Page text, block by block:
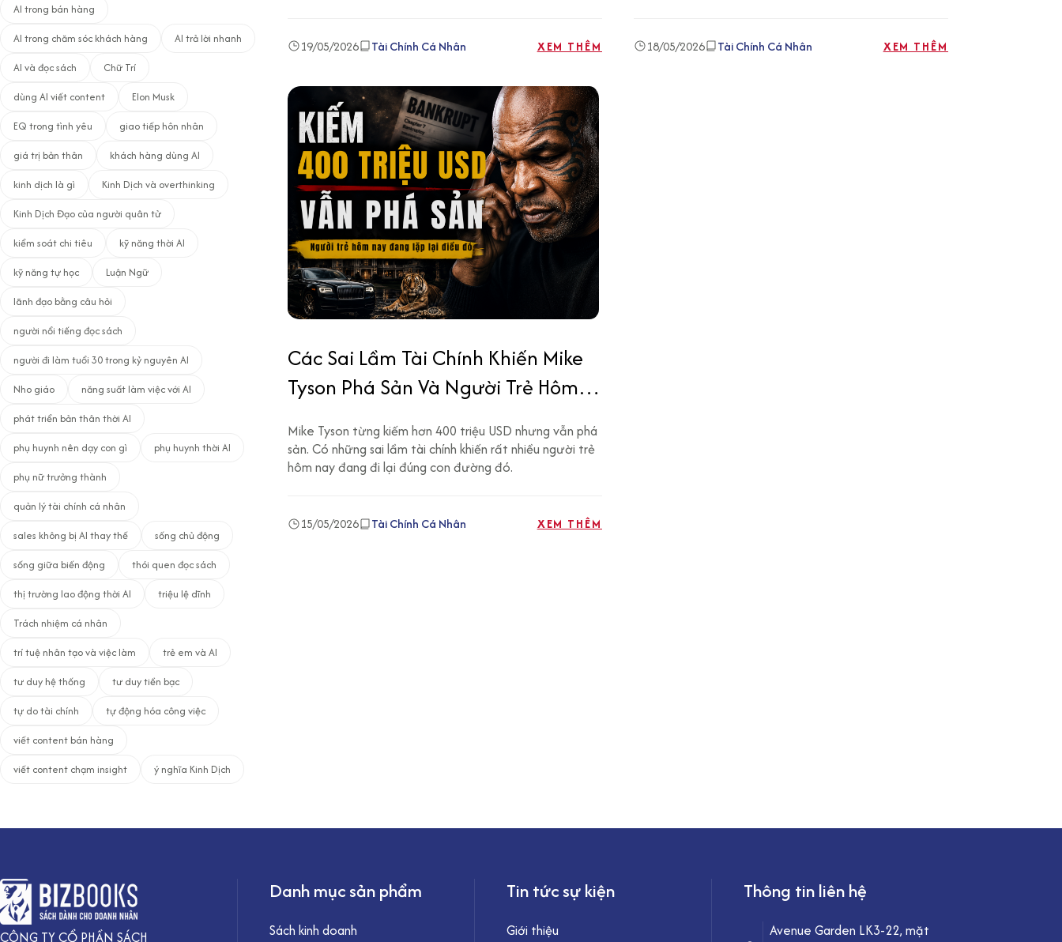
AI trong bán hàng
AI trong chăm sóc khách hàng
AI trả lời nhanh
AI và đọc sách
Chữ Trí
dùng AI viết content
Elon Musk
EQ trong tình yêu
giao tiếp hôn nhân
giá trị bản thân
khách hàng dùng AI
kinh dịch là gì
Kinh Dịch và overthinking
Kinh Dịch Đạo của người quân tử
kiểm soát chi tiêu
kỹ năng thời AI
kỹ năng tự học
Luận Ngữ
lãnh đạo bằng câu hỏi
người nổi tiếng đọc sách
người đi làm tuổi 30 trong kỷ nguyên AI
Nho giáo
năng suất làm việc với AI
phát triển bản thân thời AI
phụ huynh nên dạy con gì
phụ huynh thời AI
phụ nữ trưởng thành
quản lý tài chính cá nhân
sales không bị AI thay thế
sống chủ động
sống giữa biến động
thói quen đọc sách
thị trường lao động thời AI
triệu lệ dĩnh
Trách nhiệm cá nhân
trí tuệ nhân tạo và việc làm
trẻ em và AI
tư duy hệ thống
tư duy tiền bạc
tự do tài chính
tự động hóa công việc
viết content bán hàng
viết content chạm insight
ý nghĩa Kinh Dịch
19/05/2026 Tài Chính Cá Nhân XEM THÊM 18/05/2026 Tài Chính Cá Nhân XEM THÊM
Các Sai Lầm Tài Chính Khiến Mike
Tyson Phá Sản Và Người Trẻ Hôm
Mike Tyson từng kiếm hơn 400 triệu USD nhưng vẫn phá
sản. Có những sai lầm tài chính khiến rất nhiều người trẻ
hôm nay đang đi lại đúng con đường đó.
15/05/2026 Tài Chính Cá Nhân XEM THÊM
CÔNG TY CỔ PHẦN SÁCH
Danh mục sản phẩm
Sách kinh doanh
Tin tức sự kiện
Giới thiệu
Thông tin liên hệ
Avenue Garden LK3-22, mặt